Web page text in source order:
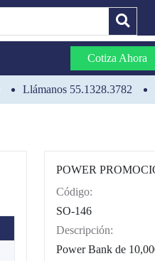
Cotiza Ahora
Llámanos 55.1328.3782
POWER
Código:
SO-146
Descripción:
Power Bank de